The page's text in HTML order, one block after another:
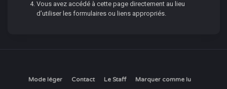
Vous avez accédé à cette page directement au lieu
d’utiliser les formulaires ou liens appropriés.
Mode léger Contact Le Staff Marquer comme lu